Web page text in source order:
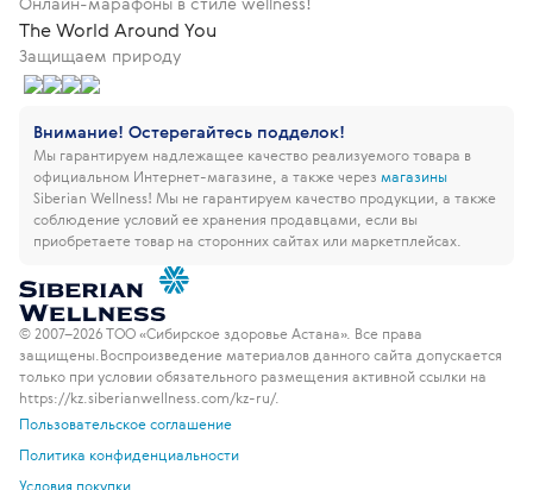
The World Around You
Защищаем природу
Внимание! Остерегайтесь подделок!
Мы гарантируем надлежащее качество реализуемого товара в
официальном Интернет-магазине, а также через магазины
Siberian Wellness! Мы не гарантируем качество продукции, а также
соблюдение условий ее хранения продавцами, если вы
приобретаете товар на сторонних сайтах или маркетплейсах.
© 2007–2026 ТОО «Сибирское здоровье Астана». Все права
защищены. Воспроизведение материалов данного сайта допускается
только при условии обязательного размещения активной ссылки на
https://kz.siberianwellness.com/kz-ru/.
Пользовательское соглашение
Политика конфиденциальности
Условия покупки